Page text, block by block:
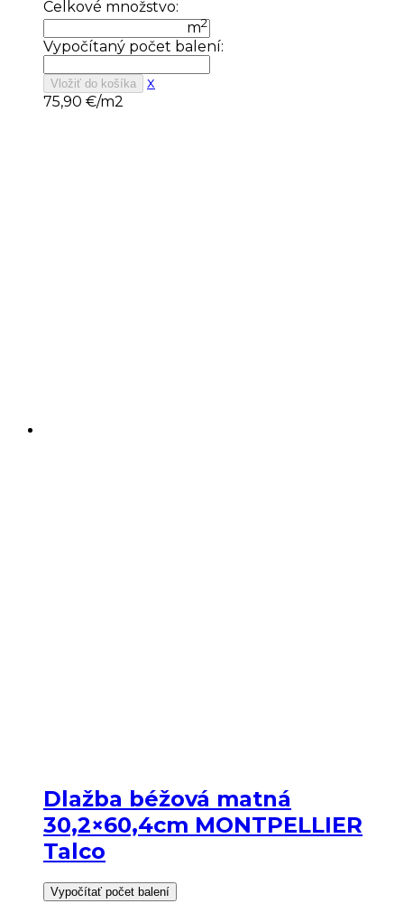
Celkové množstvo:
m2
Vypočítaný počet balení:
Vložiť do košíka
x
75,90 €/m2
Dlažba béžová matná
30,2×60,4cm MONTPELLIER
Talco
Vypočítať počet balení